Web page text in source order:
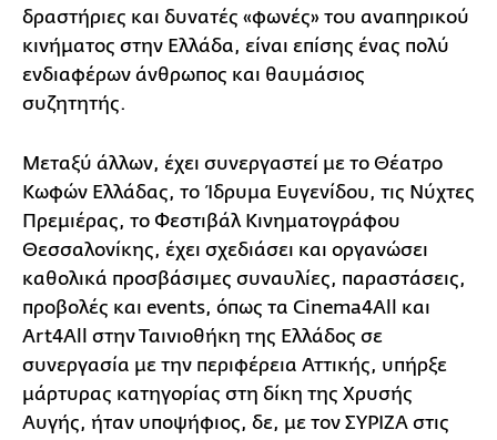
δραστήριες και δυνατές «φωνές» του αναπηρικού
κινήματος στην Ελλάδα, είναι επίσης ένας πολύ
ενδιαφέρων άνθρωπος και θαυμάσιος
συζητητής.
Μεταξύ άλλων, έχει συνεργαστεί με το Θέατρο
Κωφών Ελλάδας, το Ίδρυμα Ευγενίδου, τις Νύχτες
Πρεμιέρας, το Φεστιβάλ Κινηματογράφου
Θεσσαλονίκης, έχει σχεδιάσει και οργανώσει
καθολικά προσβάσιμες συναυλίες, παραστάσεις,
προβολές και events, όπως τα Cinema4All και
Art4All στην Ταινιοθήκη της Ελλάδος σε
συνεργασία με την περιφέρεια Αττικής, υπήρξε
μάρτυρας κατηγορίας στη δίκη της Χρυσής
Αυγής, ήταν υποψήφιος, δε, με τον ΣΥΡΙΖΑ στις